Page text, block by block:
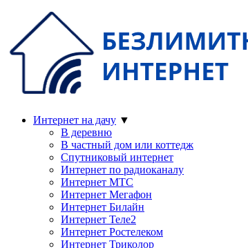
Интернет на дачу ▼
В деревню
В частный дом или коттедж
Спутниковый интернет
Интернет по радиоканалу
Интернет МТС
Интернет Мегафон
Интернет Билайн
Интернет Теле2
Интернет Ростелеком
Интернет Триколор